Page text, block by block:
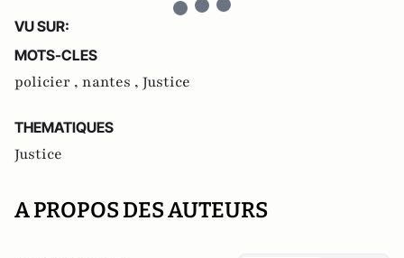
VU SUR:
MOTS-CLES
policier , nantes , Justice
THEMATIQUES
Justice
A PROPOS DES AUTEURS